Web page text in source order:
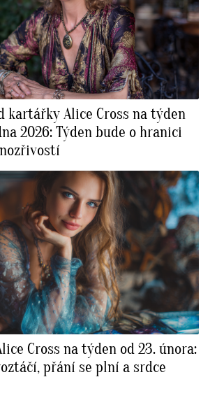
kartářky Alice Cross na týden
2026: Týden bude o hranici
Cross na týden od 23. února:
přání se plní a srdce